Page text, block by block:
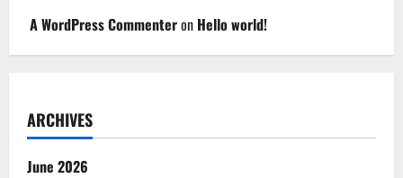
A WordPress Commenteron Hello world!
ARCHIVES
June 2026